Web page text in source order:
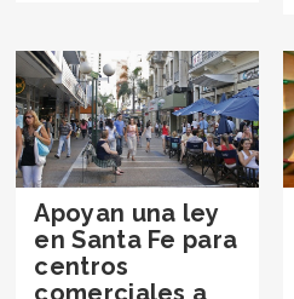
Apoyan una ley
en Santa Fe para
centros
comerciales a